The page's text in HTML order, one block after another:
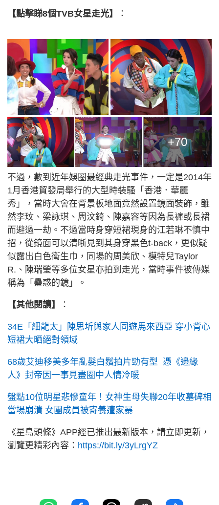
【點擊睇8個TVB女星走光】 ：
+70
不過，數到近年娛圈最經典走光事件，一定是2014年
1月香港貿發局舉行的大型時裝騷「香港．華麗
秀」，當時大會在背景板地面竟然設置鏡面裝飾，雖
然李玟、梁詠琪、周汶錡、陳嘉容等因為長褲或長裙
而避過一劫。不過當時身穿短裙現身的江若琳不慎中
招，從鏡面可以清晣見到其身穿黑色t-back，更似疑
似露出白色衛生巾，同場的周美欣、模特兒Taylor
R.、陳瑞瑩等多位女星亦拍到走光，當時事件被傳媒
稱為「蠱惑的鏡」。
【其他閱讀】 ：
34E「細龍太」陳思圻與家人同遊馬來西亞 穿小背心
短裙大晒絕對領域
68歲艾迪移美多年亂髮白鬚拍片勁有型 憑《邊緣
人》封帝因一事見盡圈中人情冷暖
盤點10位明星悲慘童年！女神生母失聯20年收墓碑相
當場崩潰 女團成員被寄養遭家暴
《星島頭條》APP經已推出最新版本，請立即更新，
瀏覽更精彩內容： https://bit.ly/3yLrgYZ